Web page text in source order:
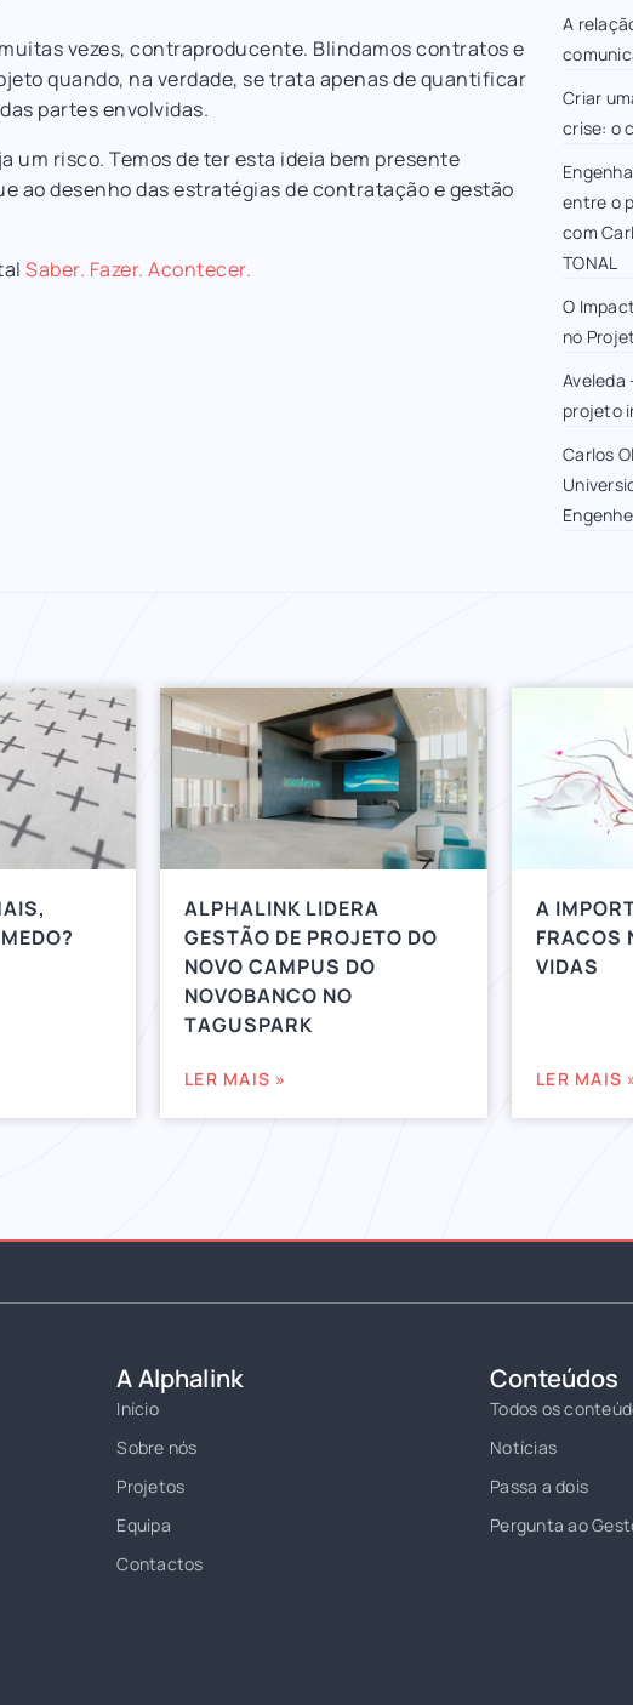
vezes, contraproducente. Blindamos contratos e
quando, na verdade, se trata apenas de quantificar
partes envolvidas.
um risco. Temos de ter esta ideia bem presente
ao desenho das estratégias de contratação e gestão
Saber. Fazer. Acontecer.
A
Criar
crise: o
entre o
com
TONAL
O
no
Aveleda
projeto
Carlos
ALPHALINK LIDERA
GESTÃO DE PROJETO DO
NOVO CAMPUS DO
NOVOBANCO NO
TAGUSPARK
LER MAIS »
A
FRACOS
VIDAS
LER MAIS
A Alphalink
Início
Sobre nós
Projetos
Equipa
Contactos
Conteúdos
Todos os
Notícias
Passa a dois
Pergunta ao